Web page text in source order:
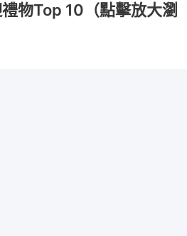
物Top 10（點擊放大瀏